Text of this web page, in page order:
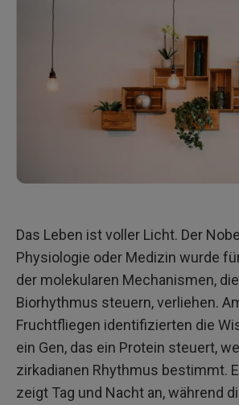
Das Leben ist voller Licht. Der
Physiologie oder Medizin wurde
der molekularen Mechanismen,
Biorhythmus steuern, verliehen.
Fruchtfliegen identifizierten die
ein Gen, das ein Protein steuert,
zirkadianen Rhythmus bestimmt.
zeigt Tag und Nacht an, während